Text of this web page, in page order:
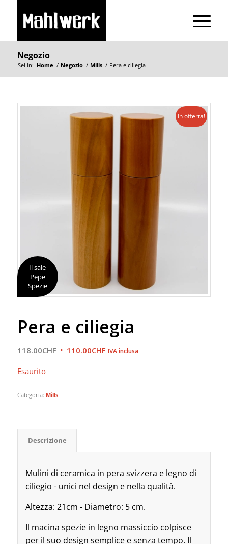
Negozio
Sei in: Home / Negozio / Mills / Pera e ciliegia
In offerta!
Il sale
Pepe
Spezie
Pera e ciliegia
118.00CHF Il
118.00CHF.
110.00CHFIlIVA inclusa
Esaurito
Categoria: Mills
Descrizione
Mulini di ceramica in pera svizzera e legno di
ciliegio - unici nel design e nella qualità.
Altezza: 21cm - Diametro: 5 cm.
Il macina spezie in legno massiccio colpisce
per il suo design semplice e senza tempo. Il